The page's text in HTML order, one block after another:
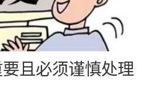
且必须谨慎处理